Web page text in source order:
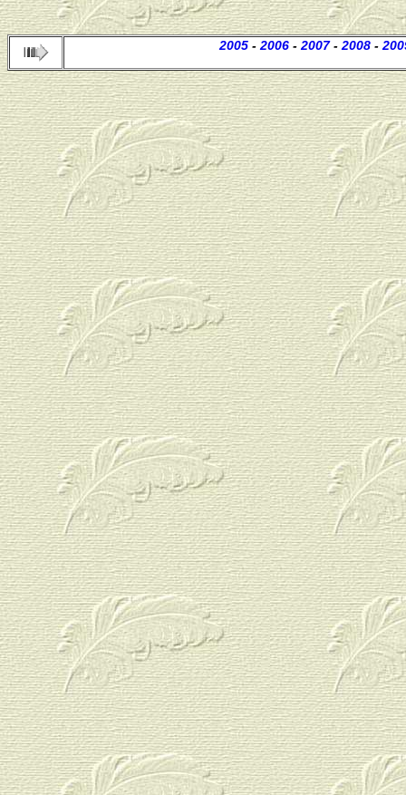
2005- 2006- 2007- 2008-